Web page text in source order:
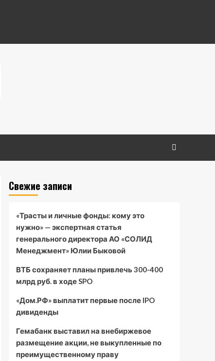
Свежие записи
«Трасты и личные фонды: кому это
нужно» — экспертная статья
генерального директора АО «СОЛИД
Менеджмент» Юлии Быковой
ВТБ сохраняет планы привлечь 300-400
млрд руб. в ходе SPO
«Дом.РФ» выплатит первые после IPO
дивиденды
Гемабанк выставил на внебиржевое
размещение акции, не выкупленные по
преимущественному праву